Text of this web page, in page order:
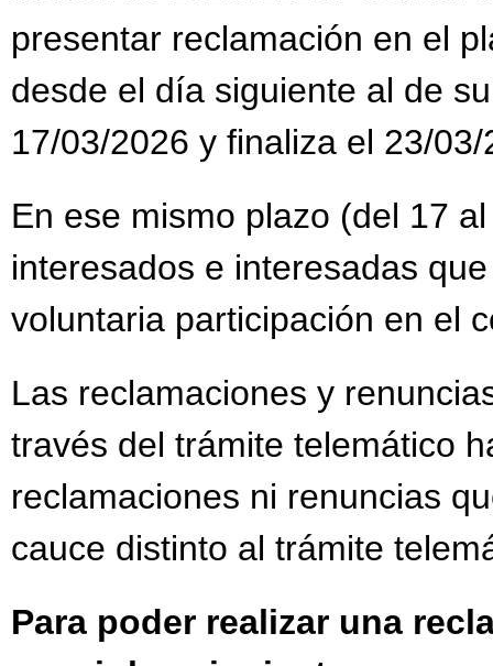
presentar reclamación en el
desde el día siguiente al de
17/03/2026 y finaliza el 23/
En ese mismo plazo (del 17
interesados e interesadas
voluntaria participación en el
Las reclamaciones y
través del trámite telemático
reclamaciones ni renuncias
cauce distinto al trámite
Para poder realizar una